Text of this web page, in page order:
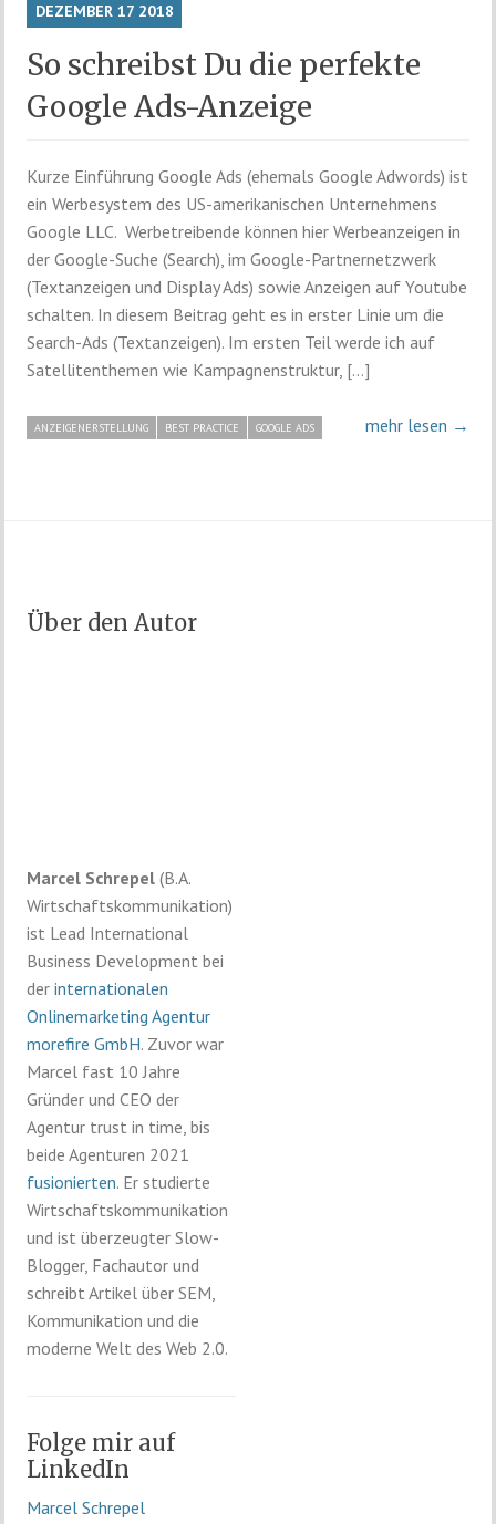
DEZEMBER 17 2018
So schreibst Du die perfekte
Google Ads-Anzeige
Kurze Einführung Google Ads (ehemals Google Adwords) ist
ein Werbesystem des US-amerikanischen Unternehmens
Google LLC. Werbetreibende können hier Werbeanzeigen in
der Google-Suche (Search), im Google-Partnernetzwerk
(Textanzeigen und Display Ads) sowie Anzeigen auf Youtube
schalten. In diesem Beitrag geht es in erster Linie um die
Search-Ads (Textanzeigen). Im ersten Teil werde ich auf
Satellitenthemen wie Kampagnenstruktur, […]
ANZEIGENERSTELLUNG BEST PRACTICE GOOGLE ADS mehr lesen →
Über den Autor
Marcel Schrepel (B.A.
Wirtschaftskommunikation)
ist Lead International
Business Development bei
derinternationalen
Onlinemarketing Agentur
morefire GmbH. Zuvor war
Marcel fast 10 Jahre
Gründer und CEO der
Agentur trust in time, bis
beide Agenturen 2021
fusionierten. Er studierte
Wirtschaftskommunikation
und ist überzeugter Slow-
Blogger, Fachautor und
schreibt Artikel über SEM,
Kommunikation und die
moderne Welt des Web 2.0.
Folge mir auf
LinkedIn
Marcel Schrepel